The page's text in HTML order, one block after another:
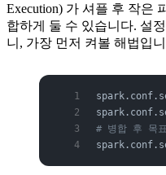
Execution) 가 셔플 후 작은
합하게 둘 수 있습니다. 설
니, 가장 먼저 켜볼 해법입
# 병합 후 목